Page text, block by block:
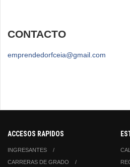
CONTACTO
emprendedorfceia@gmail.com
ACCESOS RAPIDOS
INGRESANTES
CARRERAS DE GRADO